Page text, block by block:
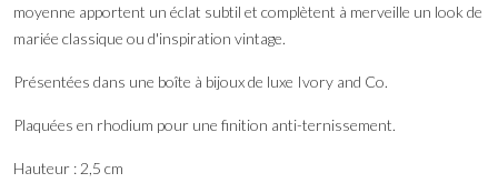
moyenne apportent un éclat subtil et complètent à merveille un look de
mariée classique ou d'inspiration vintage.
Présentées dans une boîte à bijoux de luxe Ivory and Co.
Plaquées en rhodium pour une finition anti-ternissement.
Hauteur : 2,5 cm